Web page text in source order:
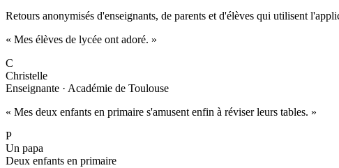
Retours anonymisés d'enseignants, de parents et d'élèves qui utilisent
« Mes élèves de lycée ont adoré. »
C
Christelle
Enseignante · Académie de Toulouse
« Mes deux enfants en primaire s'amusent enfin à réviser leurs tables. »
P
Un papa
Deux enfants en primaire